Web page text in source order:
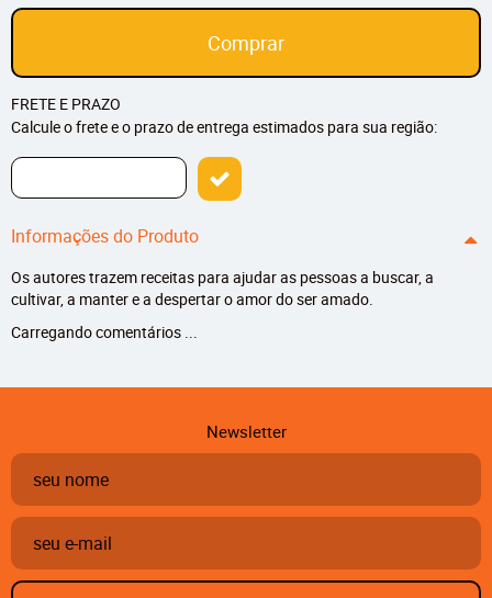
Comprar
FRETE E PRAZO
Calcule o frete e o prazo de entrega estimados para sua região:
Informações do Produto
Os autores trazem receitas para ajudar as pessoas a buscar, a
cultivar, a manter e a despertar o amor do ser amado.
Carregando comentários ...
Newsletter